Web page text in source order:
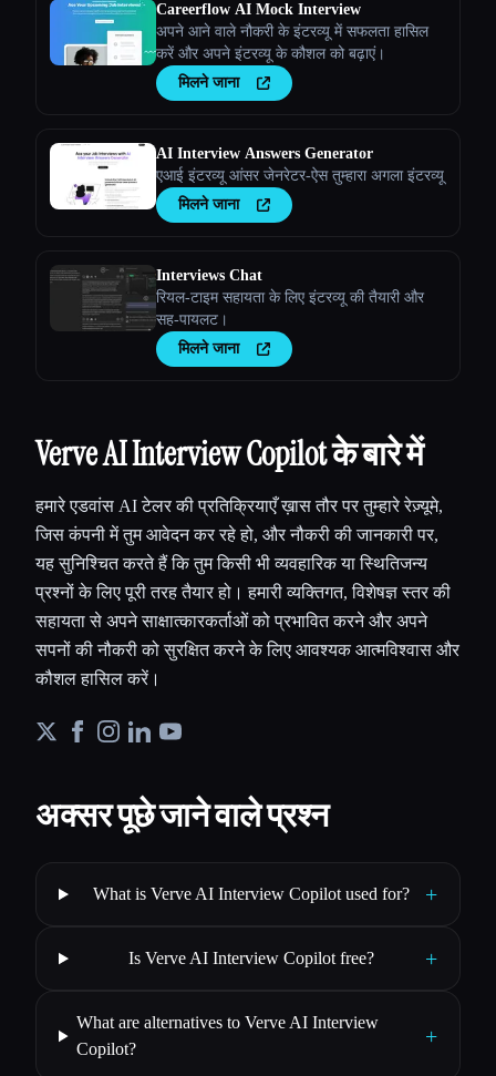
Careerflow AI Mock Interview
अपने आने वाले नौकरी के इंटरव्यू में सफलता हासिल
करें और अपने इंटरव्यू के कौशल को बढ़ाएं।
मिलने जाना
AI Interview Answers Generator
एआई इंटरव्यू आंसर जेनरेटर-ऐस तुम्हारा अगला इंटरव्यू
मिलने जाना
Interviews Chat
रियल-टाइम सहायता के लिए इंटरव्यू की तैयारी और
सह-पायलट।
मिलने जाना
Verve AI Interview Copilot के बारे में
हमारे एडवांस AI टेलर की प्रतिक्रियाएँ ख़ास तौर पर तुम्हारे रेज़्यूमे,
जिस कंपनी में तुम आवेदन कर रहे हो, और नौकरी की जानकारी पर,
यह सुनिश्चित करते हैं कि तुम किसी भी व्यवहारिक या स्थितिजन्य
प्रश्नों के लिए पूरी तरह तैयार हो। हमारी व्यक्तिगत, विशेषज्ञ स्तर की
सहायता से अपने साक्षात्कारकर्ताओं को प्रभावित करने और अपने
सपनों की नौकरी को सुरक्षित करने के लिए आवश्यक आत्मविश्वास और
कौशल हासिल करें।
अक्सर पूछे जाने वाले प्रश्न
What is Verve AI Interview Copilot used for? +
Is Verve AI Interview Copilot free? +
What are alternatives to Verve AI Interview
Copilot?
+